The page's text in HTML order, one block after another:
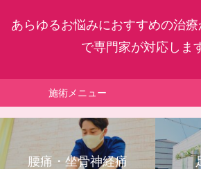
あらゆるお悩みにおすすめの治
で専門家が対応しま
施術メニュー
腰痛・坐骨神経痛